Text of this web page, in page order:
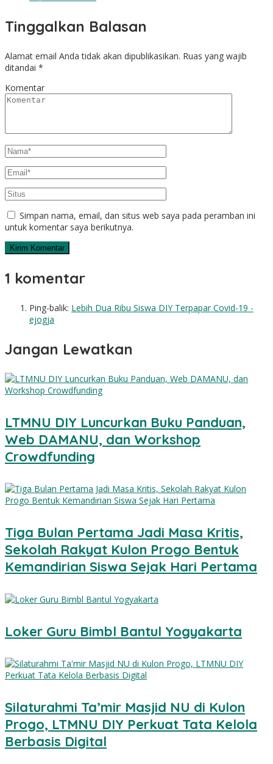
Tinggalkan Balasan
Alamat email Anda tidak akan dipublikasikan. Ruas yang wajib
ditandai *
Komentar
Simpan nama, email, dan situs web saya pada peramban ini
untuk komentar saya berikutnya.
1 komentar
Ping-balik: Lebih Dua Ribu Siswa DIY Terpapar Covid-19 -
ejogja
Jangan Lewatkan
LTMNU DIY Luncurkan Buku Panduan,
Web DAMANU, dan Workshop
Crowdfunding
Tiga Bulan Pertama Jadi Masa Kritis,
Sekolah Rakyat Kulon Progo Bentuk
Kemandirian Siswa Sejak Hari Pertama
Loker Guru Bimbl Bantul Yogyakarta
Silaturahmi Ta’mir Masjid NU di Kulon
Progo, LTMNU DIY Perkuat Tata Kelola
Berbasis Digital